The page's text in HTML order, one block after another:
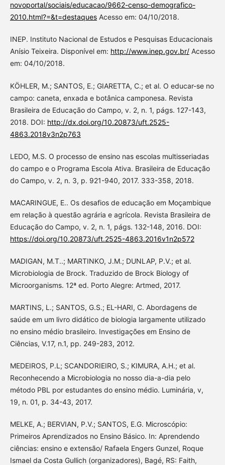
novoportal/sociais/educacao/9662-censo-demografico-
2010.html?=&t=destaquesAcesso em: 04/10/2018.
INEP. Instituto Nacional de Estudos e Pesquisas Educacionais
Anísio Teixeira. Disponível em: http://www.inep.gov.br/Acesso
em: 04/10/2018.
KÖHLER, M.; SANTOS, E.; GIARETTA, C.; et al. O educar-se no
campo: caneta, enxada e botânica camponesa. Revista
Brasileira de Educação do Campo, v. 2, n. 1, págs. 127-143,
2018. DOI: http://dx.doi.org/10.20873/uft.2525-
4863.2018v3n2p763
LEDO, M.S. O processo de ensino nas escolas multisseriadas
do campo e o Programa Escola Ativa. Brasileira de Educação
do Campo, v. 2, n. 3, p. 921-940, 2017. 333-358, 2018.
MACARINGUE, E.. Os desafios de educação em Moçambique
em relação à questão agrária e agrícola. Revista Brasileira de
Educação do Campo, v. 2, n. 1, págs. 132-148, 2016. DOI:
https://doi.org/10.20873/uft.2525-4863.2016v1n2p572
MADIGAN, M.T..; MARTINKO, J.M.; DUNLAP, P.V.; et al.
Microbiologia de Brock. Traduzido de Brock Biology of
Microorganisms. 12ª ed. Porto Alegre: Artmed, 2017.
MARTINS, L.; SANTOS, G.S.; EL-HARI, C. Abordagens de
saúde em um livro didático de biologia largamente utilizado
no ensino médio brasileiro. Investigações em Ensino de
Ciências, V.17, n.1, pp. 249-283, 2012.
MEDEIROS, P.L; SCANDORIEIRO, S.; KIMURA, A.H.; et al.
Reconhecendo a Microbiologia no nosso dia-a-dia pelo
método PBL por estudantes do ensino médio. Luminária, v,
19, n. 01, p. 34-43, 2017.
MELKE, A.; BERVIAN, P.V.; SANTOS, E.G. Microscópio:
Primeiros Aprendizados no Ensino Básico. In: Aprendendo
ciências: ensino e extensão/ Rafaela Engers Gunzel, Roque
Ismael da Costa Gullich (organizadores), Bagé, RS: Faith,